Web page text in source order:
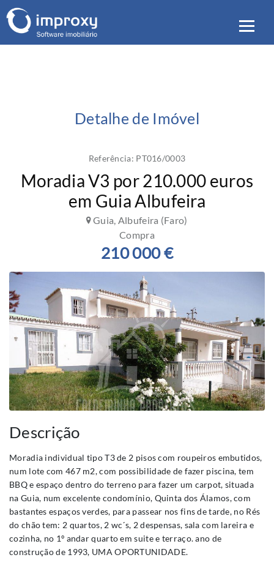
Detalhe de Imóvel
Referência: PT016/0003
Moradia V3 por 210.000 euros
em Guia Albufeira
Guia, Albufeira (Faro)
Compra
210 000 €
Descrição
Moradia individual tipo T3 de 2 pisos com roupeiros embutidos,
num lote com 467 m2, com possibilidade de fazer piscina, tem
BBQ e espaço dentro do terreno para fazer um carpot, situada
na Guia, num excelente condomínio, Quinta dos Álamos, com
bastantes espaços verdes, para passear nos fins de tarde, no Rés
do chão tem: 2 quartos, 2 wc´s, 2 despensas, sala com lareira e
cozinha, no 1º andar quarto em suite e terraço. ano de
construção de 1993, UMA OPORTUNIDADE.